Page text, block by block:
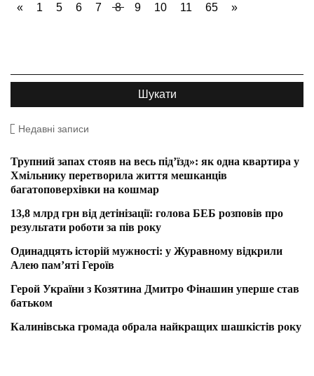
« 1 5 6 7 8 9 10 11 65 »
Недавні записи
Трупний запах стояв на весь під’їзд»: як одна квартира у
Хмільнику перетворила життя мешканців
багатоповерхівки на кошмар
13,8 млрд грн від детінізації: голова БЕБ розповів про
результати роботи за пів року
Одинадцять історій мужності: у Журавному відкрили
Алею пам’яті Героїв
Герой України з Козятина Дмитро Фінашин уперше став
батьком
Калинівська громада обрала найкращих шашкістів року